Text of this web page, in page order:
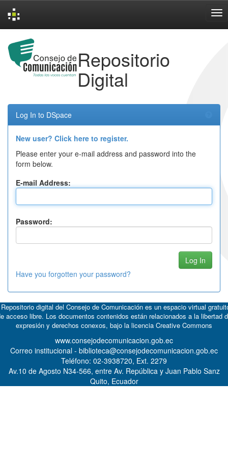
navigation
Repositorio
Digital
Log In to DSpace
New user? Click here to register.
Please enter your e-mail address and password into the
form below.
E-mail Address:
Password:
Have you forgotten your password?
digital del Consejo de Comunicación es un espacio virtual
acceso libre. Los documentos contenidos están relacionados a la libertad
expresión y derechos conexos, bajo la licencia Creative Commons
www.consejodecomunicacion.gob.ec
Correo institucional - biblioteca@consejodecomunicacion.gob.ec
Teléfono: 02-3938720, Ext. 2279
Av.10 de Agosto N34-566, entre Av. República y Juan Pablo Sanz
Quito, Ecuador